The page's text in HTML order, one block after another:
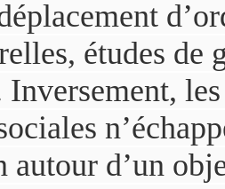
études de
Inversement,
autour d’un